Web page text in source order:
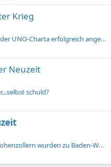
Krieg
Wann wurden die Prinzipien der UNO-Charta erfolgreich angewendet?
Neuzeit
schuld?
Baden, Württemberg, und Hohenzollern wurden zu Baden-Württemberg